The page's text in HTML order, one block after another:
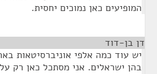
המופיעים כאן נמוכים יחסית.
דן בן-דוד
יש עוד כמה אלפי אוניברסיטאות